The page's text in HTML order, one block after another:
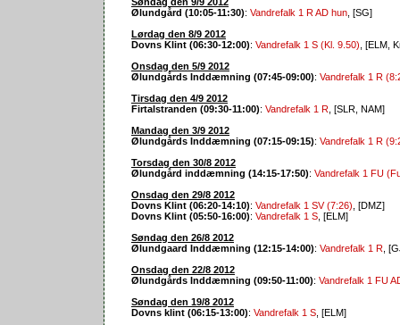
Ølundgård (10:05-11:30): Vandrefalk 1 R AD hun , [SG]
Lørdag den 8/9 2012
Dovns Klint (06:30-12:00): Vandrefalk 1 S (Kl. 9.50) , [ELM,
Onsdag den 5/9 2012
Ølundgårds Inddæmning (07:45-09:00): Vandrefalk 1 R
Tirsdag den 4/9 2012
Firtalstranden (09:30-11:00): Vandrefalk 1 R , [SLR, NAM]
Mandag den 3/9 2012
Ølundgårds Inddæmning (07:15-09:15): Vandrefalk 1 R
Torsdag den 30/8 2012
Ølundgård inddæmning (14:15-17:50): Vandrefalk 1 FU
Onsdag den 29/8 2012
Dovns Klint (06:20-14:10): Vandrefalk 1 SV (7:26) , [DMZ]
Dovns Klint (05:50-16:00): Vandrefalk 1 S , [ELM]
Søndag den 26/8 2012
Ølundgaard Inddæmning (12:15-14:00): Vandrefalk 1 R ,
Onsdag den 22/8 2012
Ølundgårds Inddæmning (09:50-11:00): Vandrefalk 1 FU
Søndag den 19/8 2012
Dovns klint (06:15-13:00): Vandrefalk 1 S , [ELM]